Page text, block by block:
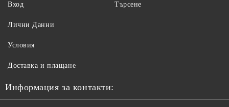
Вход Търсене
Лични Данни
Условия
Доставка и плащане
Информация за контакти: